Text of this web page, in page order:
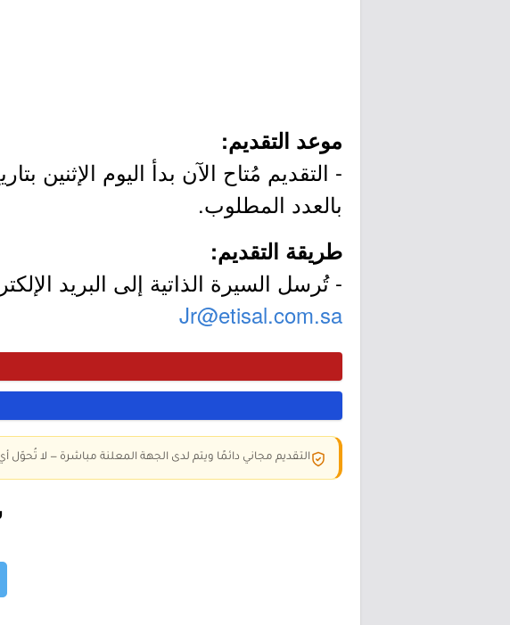
موعد التقديم:
بالعدد المطلوب.
طريقة التقديم:
- تُرسل السيرة الذاتية إلى البريد
Jr@etisal.com.sa
التقديم مجاني دائمًا ويتم لدى الجهة المعلنة مباشرة — لا تُحوّل